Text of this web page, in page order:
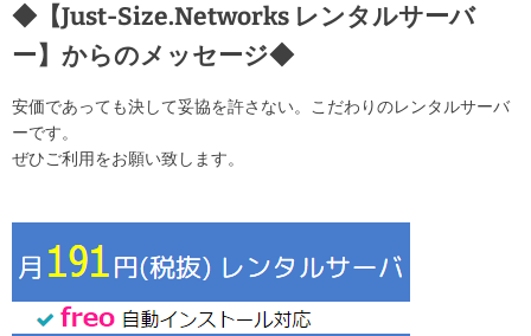
◆【Just-Size.Networks レンタルサーバ
ー】からのメッセージ◆
安価であっても決して妥協を許さない。こだわりのレンタルサーバ
ーです。
ぜひご利用をお願い致します。